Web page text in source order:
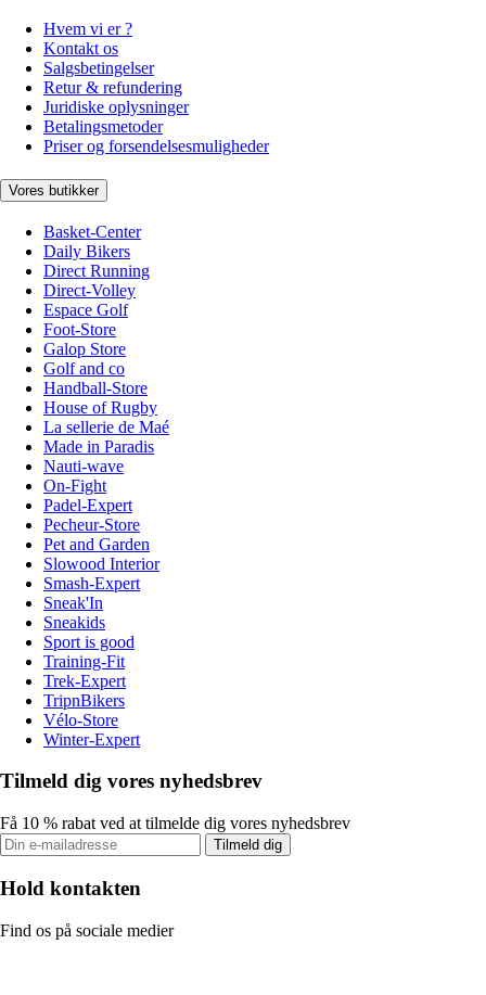
Hvem vi er ?
Kontakt os
Salgsbetingelser
Retur & refundering
Juridiske oplysninger
Betalingsmetoder
Priser og forsendelsesmuligheder
Vores butikker
Basket-Center
Daily Bikers
Direct Running
Direct-Volley
Espace Golf
Foot-Store
Galop Store
Golf and co
Handball-Store
House of Rugby
La sellerie de Maé
Made in Paradis
Nauti-wave
On-Fight
Padel-Expert
Pecheur-Store
Pet and Garden
Slowood Interior
Smash-Expert
Sneak'In
Sneakids
Sport is good
Training-Fit
Trek-Expert
TripnBikers
Vélo-Store
Winter-Expert
Tilmeld dig vores nyhedsbrev
Få 10 % rabat ved at tilmelde dig vores nyhedsbrev
Tilmeld dig
Hold kontakten
Find os på sociale medier